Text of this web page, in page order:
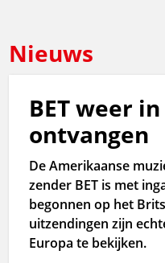
Nieuws
BET weer
ontvangen
De Amerikaanse
zender BET is met
begonnen op het
uitzendingen zijn
Europa te bekijken.